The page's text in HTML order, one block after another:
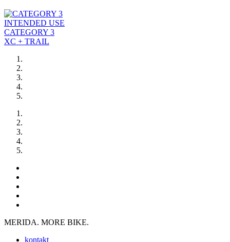
INTENDED USE
CATEGORY 3
XC + TRAIL
MERIDA. MORE BIKE.
kontakt